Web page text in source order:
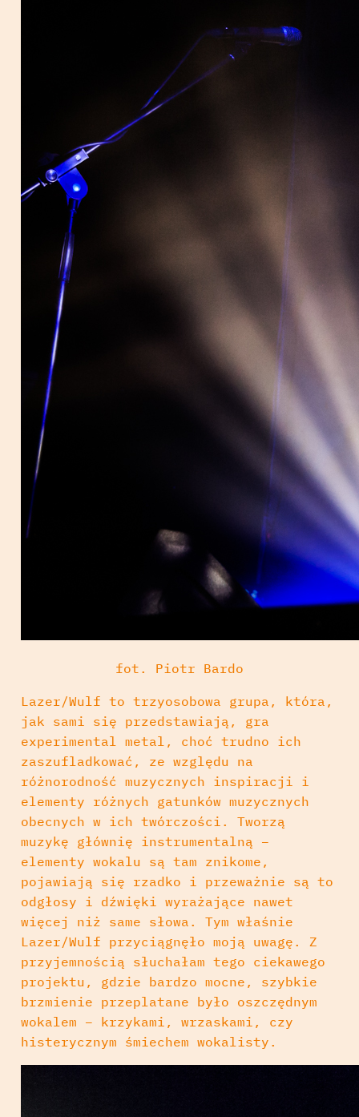
fot. Piotr Bardo
Lazer/Wulf to trzyosobowa grupa, która,
jak sami się przedstawiają, gra
experimental metal, choć trudno ich
zaszufladkować, ze względu na
różnorodność muzycznych inspiracji i
elementy różnych gatunków muzycznych
obecnych w ich twórczości. Tworzą
muzykę głównię instrumentalną –
elementy wokalu są tam znikome,
pojawiają się rzadko i przeważnie są to
odgłosy i dźwięki wyrażające nawet
więcej niż same słowa. Tym właśnie
Lazer/Wulf przyciągnęło moją uwagę. Z
przyjemnością słuchałam tego ciekawego
projektu, gdzie bardzo mocne, szybkie
brzmienie przeplatane było oszczędnym
wokalem – krzykami, wrzaskami, czy
histerycznym śmiechem wokalisty.